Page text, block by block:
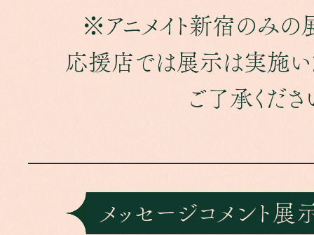
※アニメイト新宿のみの
応援店では展示は実施い
ご了承くださ
メッセージコメント展